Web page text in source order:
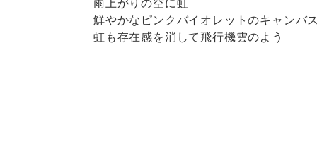
鮮やかなピンクバイオレットのキャンバ
虹も存在感を消して飛行機雲のよう